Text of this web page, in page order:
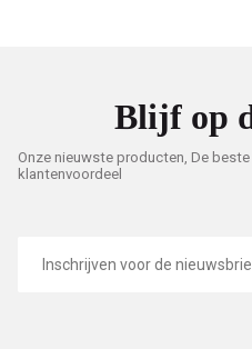
Blijf op
Onze nieuwste producten, De
klantenvoordeel
mailadres